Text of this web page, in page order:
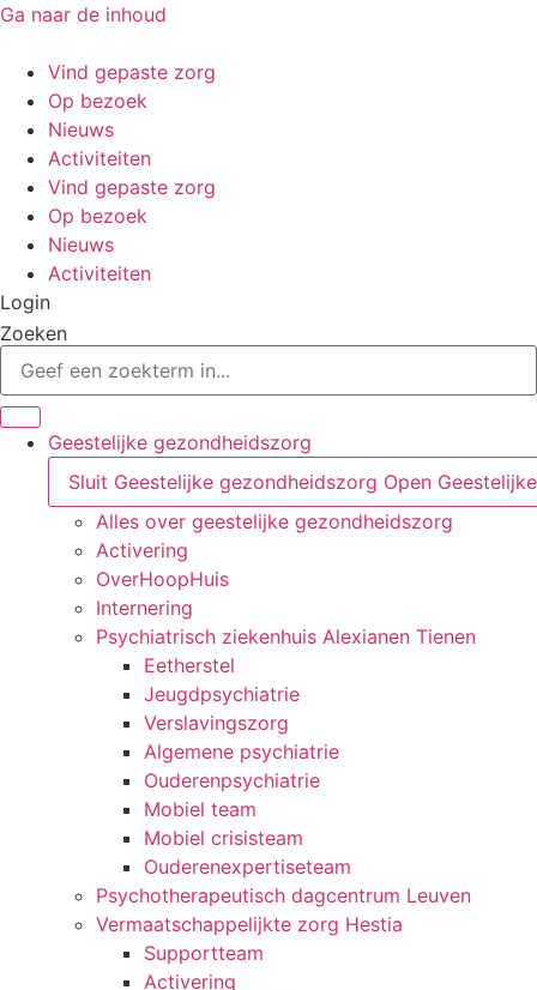
Ga naar de inhoud
Vind gepaste zorg
Op bezoek
Nieuws
Activiteiten
Vind gepaste zorg
Op bezoek
Nieuws
Activiteiten
Login
Zoeken
Geestelijke gezondheidszorg
Sluit Geestelijke gezondheidszorg Open
Alles over geestelijke gezondheidszorg
Activering
OverHoopHuis
Internering
Psychiatrisch ziekenhuis Alexianen Tienen
Eetherstel
Jeugdpsychiatrie
Verslavingszorg
Algemene psychiatrie
Ouderenpsychiatrie
Mobiel team
Mobiel crisisteam
Ouderenexpertiseteam
Psychotherapeutisch dagcentrum Leuven
Vermaatschappelijkte zorg Hestia
Supportteam
Activering